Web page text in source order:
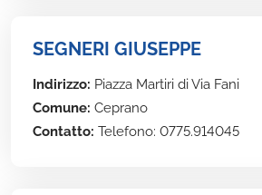
SEGNERI GIUSEPPE
Indirizzo: Piazza Martiri di Via Fani
Comune: Ceprano
Contatto: Telefono: 0775.914045